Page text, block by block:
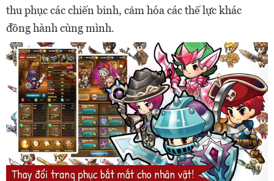
thu phục các chiến binh, cảm hóa các thế lực khác
đồng hành cùng mình.